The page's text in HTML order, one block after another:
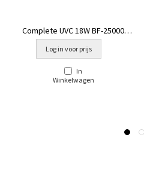
Complete UVC 18W BF-25000
[1,20kg]
Log in voor prijs
In
Winkelwagen